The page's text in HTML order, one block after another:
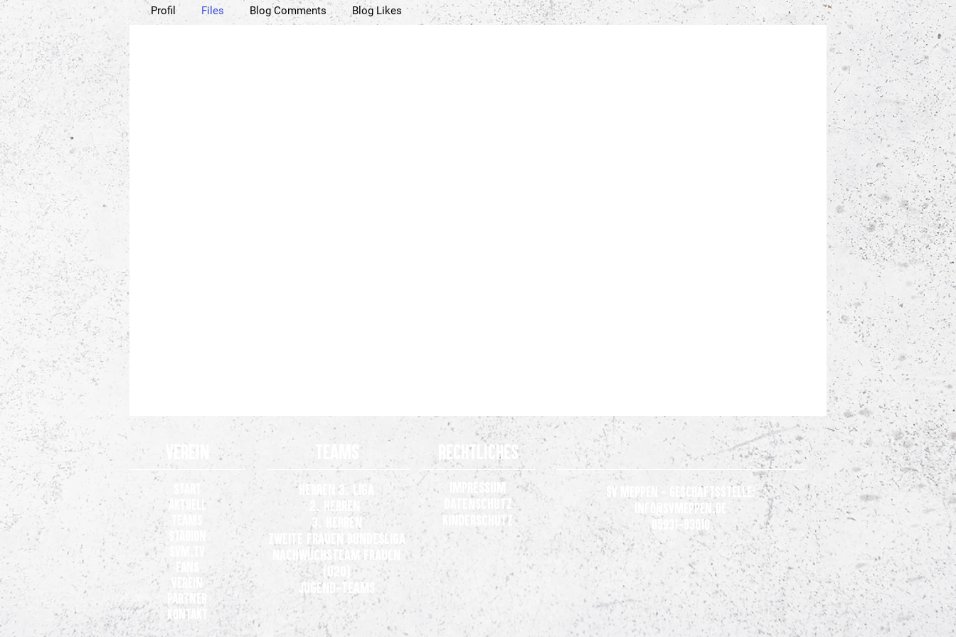
Profil Files Blog Comments Blog Likes
Verein
Aktuell
Teams
Stadion
Fans
Verein
Partner
Kontakt
Teams
Herren 3. Liga
2. Herren
3. Herren
Zweite Frauen
Bundesliga
Nachwuchsteam Frauen
Jugend-Teams
Rechtliches
Impressum
Datenschutz
Kinderschutz
SV Meppen - Geschäftsstelle:
Info@svmeppen.de
05931-93010